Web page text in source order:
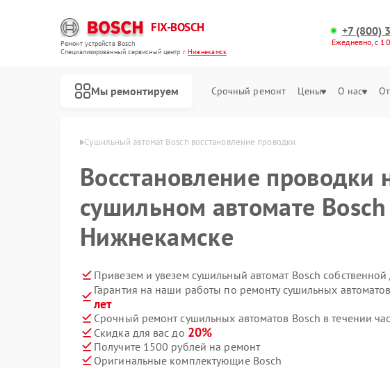
FIX-BOSCH
Ремонт устройств Bosch
Специализированный cервисный центр г.Нижнекамск
+7 (800)
Ежедневно, с
Мы ремонтируем Срочный ремонт Цены О нас
в Нижнекамске Сушильный автомат Bosch восстановление проводки
Восстановление проводки
сушильном автомате
Нижнекамске
Привезем и увезем сушильный автомат Bosch собственной
Гарантия на наши работы по ремонту сушильных
лет
Срочный ремонт сушильных автоматов Bosch в течении
Скидка для вас до 20%
Получите 1500 рублей на ремонт
Оригинальные комплектующие Bosch